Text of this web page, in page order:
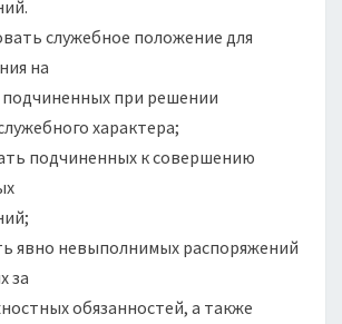
служебное положение для
на
подчиненных при решении
характера;
подчиненных к совершению
явно невыполнимых распоряжений
за
обязанностей, а также